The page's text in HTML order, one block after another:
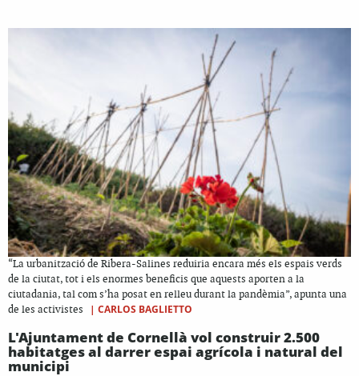
“La urbanització de Ribera-Salines reduiria encara més els espais verds
de la ciutat, tot i els enormes beneficis que aquests aporten a la
ciutadania, tal com s’ha posat en relleu durant la pandèmia”, apunta una
de les activistes
| CARLOS BAGLIETTO
L'Ajuntament de Cornellà vol construir 2.500
habitatges al darrer espai agrícola i natural del
municipi